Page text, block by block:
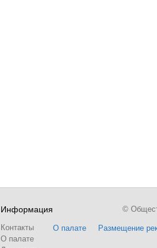
Информация
Контакты
О палате
О палате Размещение
©